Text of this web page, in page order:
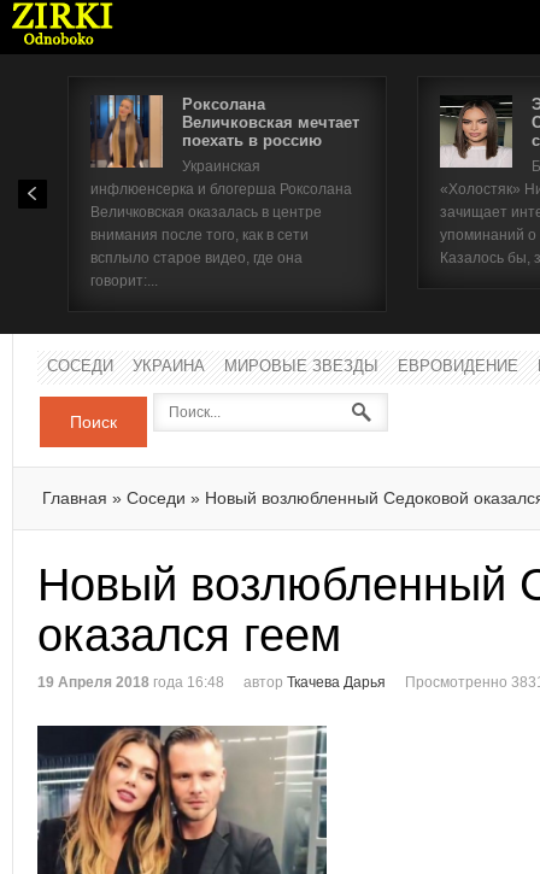
Роксолана
Величковская мечтает
поехать в россию
Украинская
инфлюенсерка и блогерша Роксолана
Величковская оказалась в центре
внимания после того, как в сети
всплыло старое видео, где она
говорит:...
«Холостяк»
зачищает
упоминаний
Казалось бы,
СОСЕДИ УКРАИНА МИРОВЫЕ ЗВЕЗДЫ ЕВРОВИДЕНИЕ
Поиск
Главная » Соседи » Новый возлюбленный Седоковой
Новый возлюбленный
оказался геем
19 Апреля 2018 года 16:48 автор Ткачева Дарья Просмотренно
Имя